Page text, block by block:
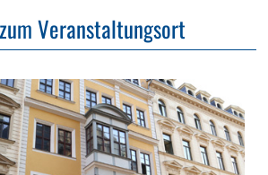
Veranstaltungsort